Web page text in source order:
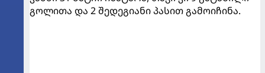
გოლითა და 2 შედეგიანი პასით გამოიჩინა.